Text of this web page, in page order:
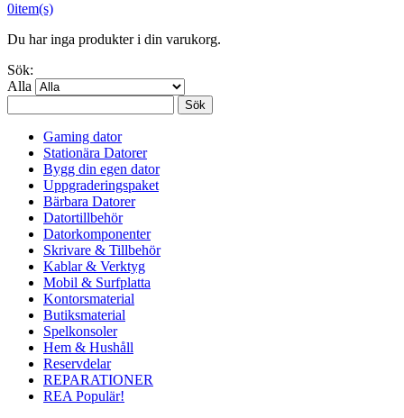
0item(s)
Du har inga produkter i din varukorg.
Sök:
Alla
Sök
Gaming dator
Stationära Datorer
Bygg din egen dator
Uppgraderingspaket
Bärbara Datorer
Datortillbehör
Datorkomponenter
Skrivare & Tillbehör
Kablar & Verktyg
Mobil & Surfplatta
Kontorsmaterial
Butiksmaterial
Spelkonsoler
Hem & Hushåll
Reservdelar
REPARATIONER
REA Populär!